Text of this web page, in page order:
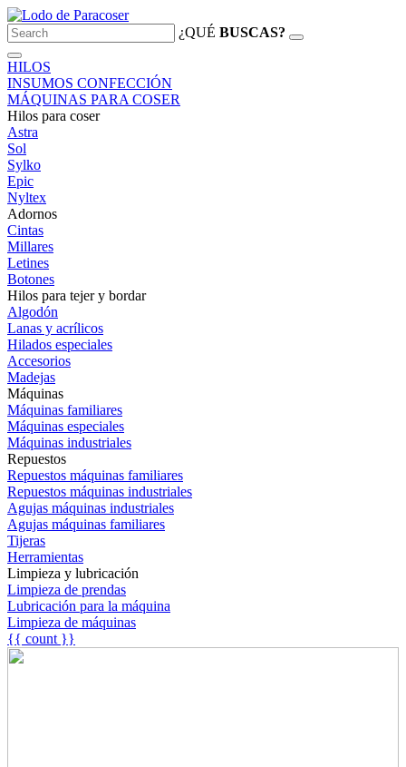
¿QUÉ BUSCAS?
HILOS
INSUMOS CONFECCIÓN
MÁQUINAS PARA COSER
Hilos para coser
Astra
Sol
Sylko
Epic
Nyltex
Adornos
Cintas
Millares
Letines
Botones
Hilos para tejer y bordar
Algodón
Lanas y acrílicos
Hilados especiales
Accesorios
Madejas
Máquinas
Máquinas familiares
Máquinas especiales
Máquinas industriales
Repuestos
Repuestos máquinas familiares
Repuestos máquinas industriales
Agujas máquinas industriales
Agujas máquinas familiares
Tijeras
Herramientas
Limpieza y lubricación
Limpieza de prendas
Lubricación para la máquina
Limpieza de máquinas
{{ count }}